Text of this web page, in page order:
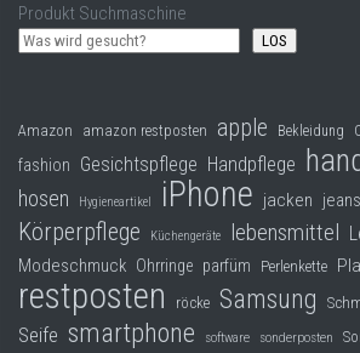
Produkt Suchmaschine
LOS
Amazon amazon restposten apple Bekleidung
fashion Gesichtspflege Handpflege
hosen Hygieneartikel iPhone jacken jeans
Körperpflege Küchengeräte lebensmittel
Modeschmuck Ohrringe parfüm Perlenkette
restposten röcke Samsung
Seife smartphone software sonderposten